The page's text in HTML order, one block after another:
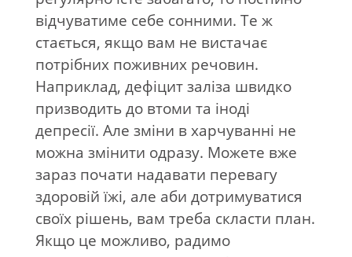
відчуватиме себе сонними. Те ж
стається, якщо вам не вистачає
потрібних поживних речовин.
Наприклад, дефіцит заліза швидко
призводить до втоми та іноді
депресії. Але зміни в харчуванні не
можна змінити одразу. Можете вже
зараз почати надавати перевагу
здоровій їжі, але аби дотримуватися
своїх рішень, вам треба скласти план.
Якщо це можливо, радимо